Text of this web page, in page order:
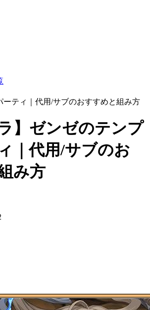
ーティ｜代用/サブのおすすめと組み方
】ゼンゼのテンプ
｜代用/サブのお
み方